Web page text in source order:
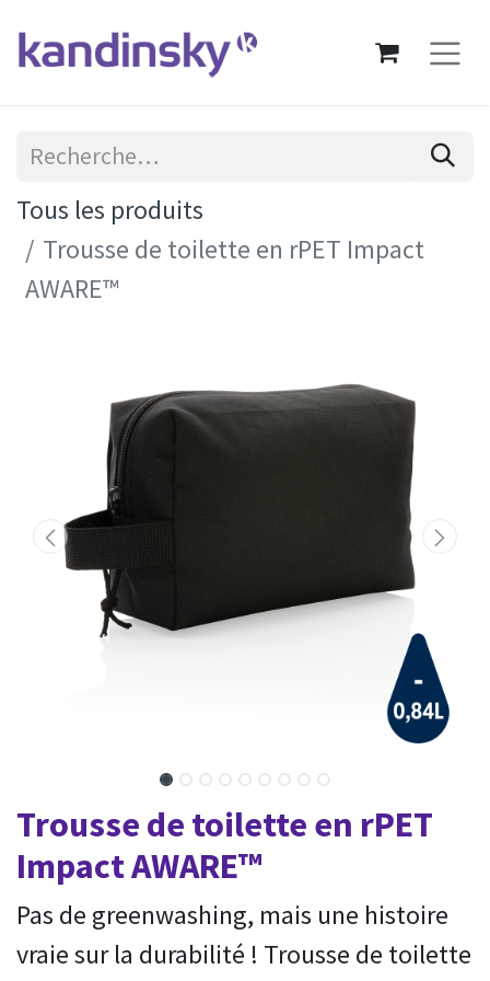
Tous les produits
Trousse de toilette en rPET Impact
AWARE™
Trousse de toilette en rPET
Impact AWARE™
Pas de greenwashing, mais une histoire
vraie sur la durabilité ! Trousse de toilette